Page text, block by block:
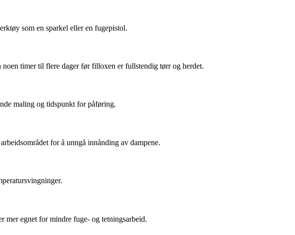
som en sparkel eller en fugepistol.
timer til flere dager før filloxen er fullstendig tørr og herdet.
maling og tidspunkt for påføring.
for å unngå innånding av dampene.
mer egnet for mindre fuge- og tetningsarbeid.